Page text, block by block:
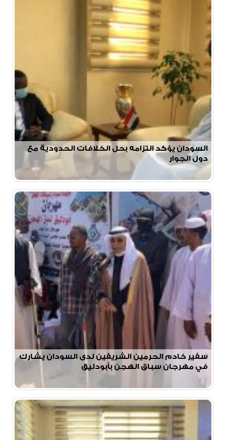
السودان يؤكد التزامه بحل الخلافات الحدودية مع
دول الجوار
سفير خادم الحرمين الشريفين لدى السودان يشارك
في مهرجان سباق الهجن بأبودليق